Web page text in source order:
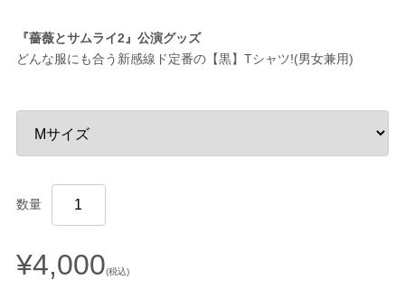
『薔薇とサムライ2』公演グッズ
どんな服にも合う新感線ド定番の【黒】Tシャツ!(男女兼用)
数量
¥4,000(税込)